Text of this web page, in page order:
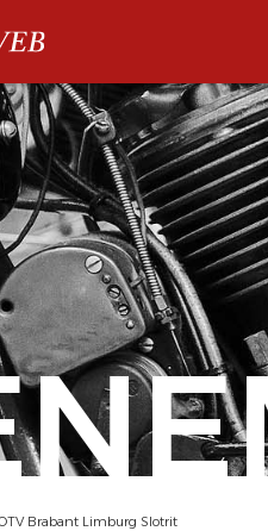
Brabant Limburg Slotrit